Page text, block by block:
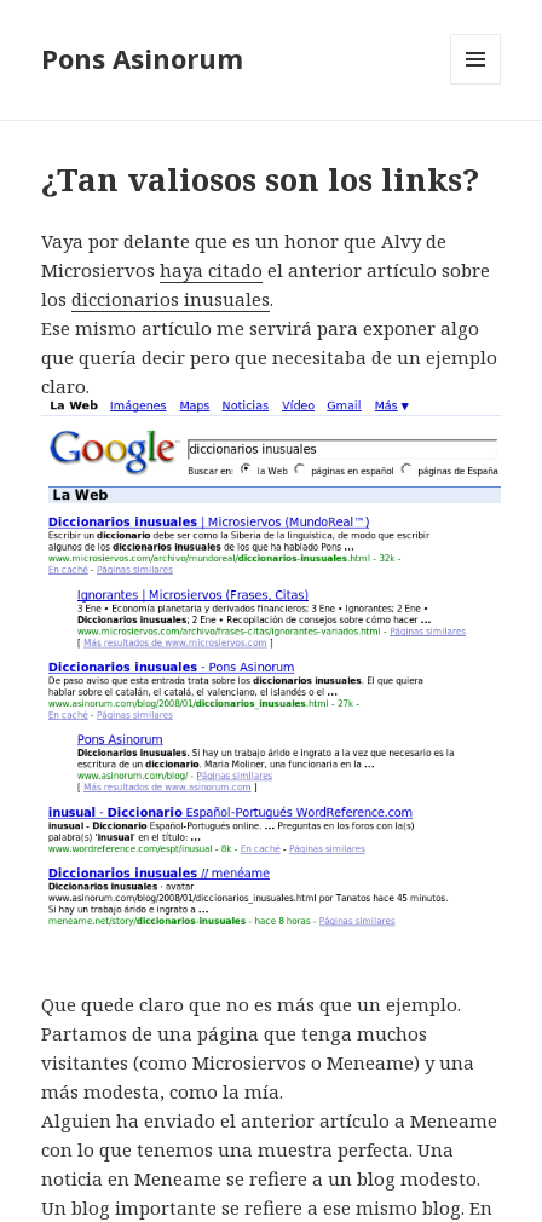
Pons Asinorum
¿Tan valiosos son los links?
Vaya por delante que es un honor que Alvy de
Microsiervoshaya citado el anterior artículo sobre
losdiccionarios inusuales.
Ese mismo artículo me servirá para exponer algo
que quería decir pero que necesitaba de un ejemplo
claro.
Que quede claro que no es más que un ejemplo.
Partamos de una página que tenga muchos
visitantes (como Microsiervos o Meneame) y una
más modesta, como la mía.
Alguien ha enviado el anterior artículo a Meneame
con lo que tenemos una muestra perfecta. Una
noticia en Meneame se refiere a un blog modesto.
Un blog importante se refiere a ese mismo blog. En